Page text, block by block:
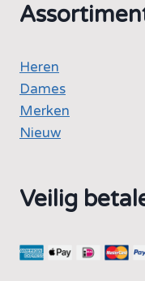
Heren
Dames
Merken
Nieuw
Veilig